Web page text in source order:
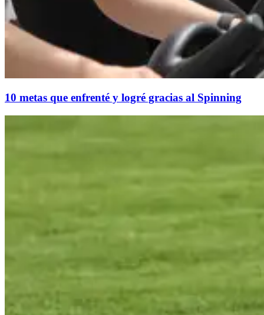
10 metas que enfrenté y logré gracias al Spinning